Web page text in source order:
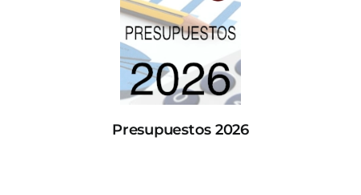
Presupuestos 2026